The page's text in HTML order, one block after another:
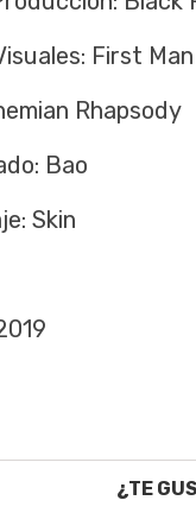
First Man
Rhapsody
Bao
Skin
¿TE